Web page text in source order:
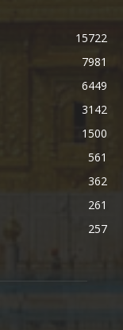
15722
7981
6449
3142
1500
561
362
261
257